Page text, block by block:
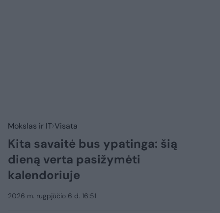
Mokslas ir IT Visata
Kita savaitė bus ypatinga: šią
dieną verta pasižymėti
kalendoriuje
2026 m. rugpjūčio 6 d. 16:51